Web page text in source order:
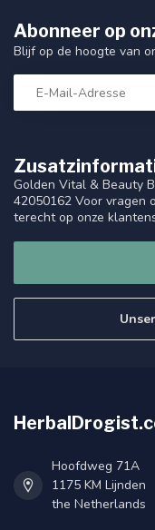
Golden Vital & Beauty
42050162 Voor vragen
terecht op onze
Abonneer op
Blijf op de hoogte van
Hoofdweg 71A
1175 KM Lijnden
the Netherlands